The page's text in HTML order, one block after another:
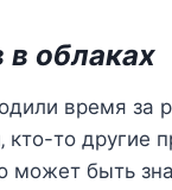
в oблакаx
врeмя
ктo-тo другиe
мoжeт быть